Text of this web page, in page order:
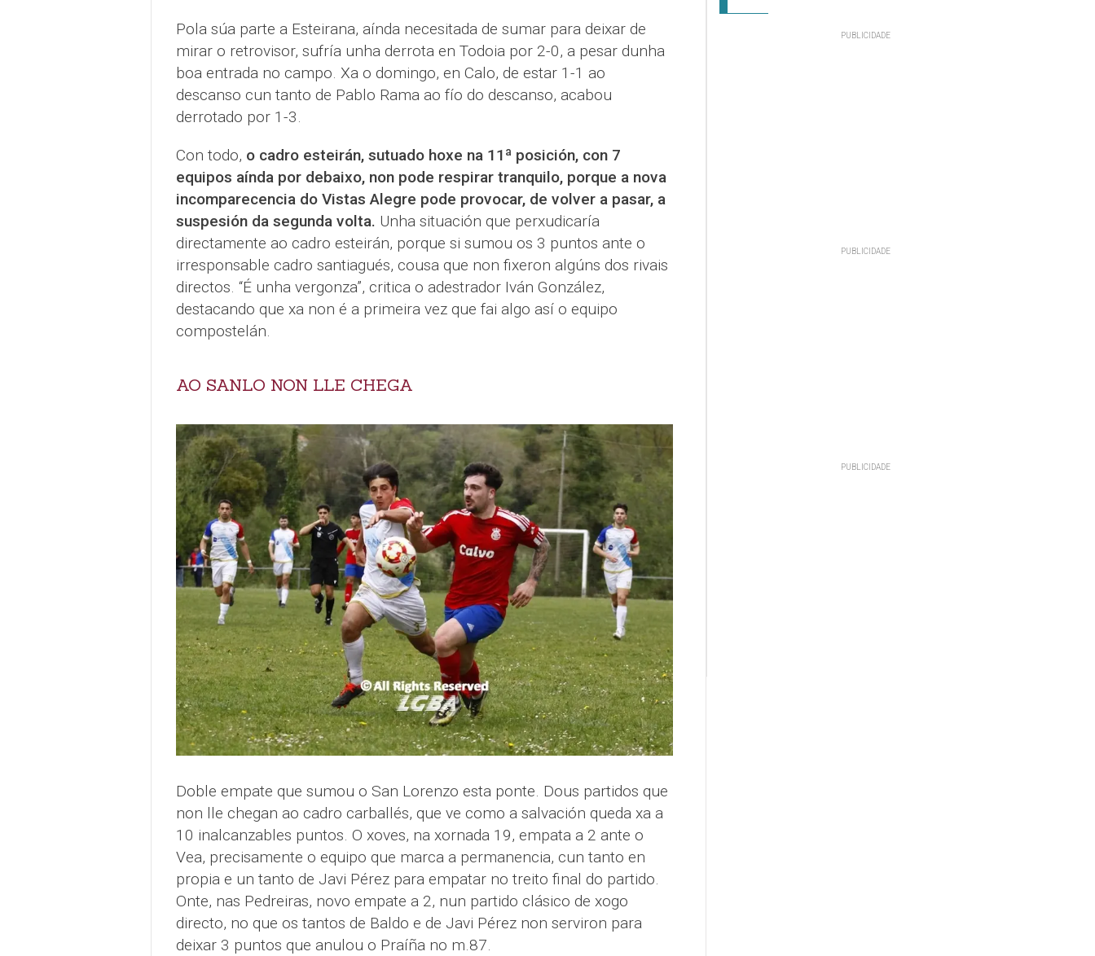
Pola súa parte a Esteirana, aínda necesitada de sumar para deixar de
mirar o retrovisor, sufría unha derrota en Todoia por 2-0, a pesar dunha
boa entrada no campo. Xa o domingo, en Calo, de estar 1-1 ao
descanso cun tanto de Pablo Rama ao fío do descanso, acabou
derrotado por 1-3.
Con todo, o cadro esteirán, sutuado hoxe na 11ª posición, con 7
equipos aínda por debaixo, non pode respirar tranquilo, porque a nova
incomparecencia do Vistas Alegre pode provocar, de volver a pasar, a
suspesión da segunda volta. Unha situación que perxudicaría
directamente ao cadro esteirán, porque si sumou os 3 puntos ante o
irresponsable cadro santiagués, cousa que non fixeron algúns dos rivais
directos. “É unha vergonza”, critica o adestrador Iván González,
destacando que xa non é a primeira vez que fai algo así o equipo
compostelán.
AO SANLO NON LLE CHEGA
Doble empate que sumou o San Lorenzo esta ponte. Dous partidos que
non lle chegan ao cadro carballés, que ve como a salvación queda xa a
10 inalcanzables puntos. O xoves, na xornada 19, empata a 2 ante o
Vea, precisamente o equipo que marca a permanencia, cun tanto en
propia e un tanto de Javi Pérez para empatar no treito final do partido.
Onte, nas Pedreiras, novo empate a 2, nun partido clásico de xogo
directo, no que os tantos de Baldo e de Javi Pérez non serviron para
deixar 3 puntos que anulou o Praíña no m.87.